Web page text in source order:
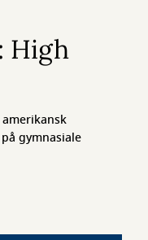
High
gymnasiale